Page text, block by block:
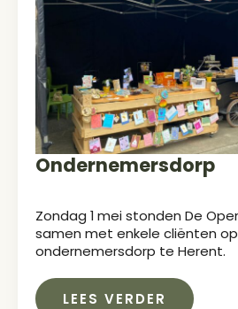
Ondernemersdorp
Zondag 1 mei stonden De
samen met enkele cliënten
ondernemersdorp te Herent.
LEES VERDER